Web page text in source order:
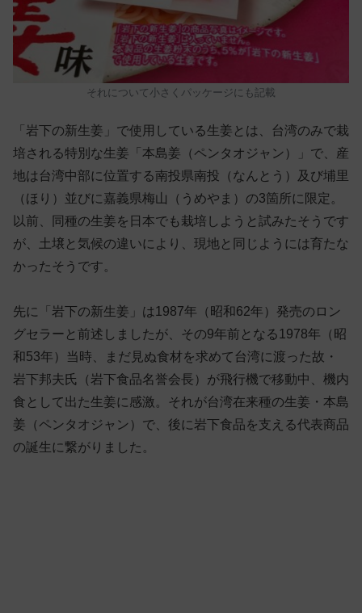
それについて小さくパッケージにも記載
「岩下の新生姜」で使用している生姜とは、台湾のみで栽
培される特別な生姜「本島姜（ペンタオジャン）」で、産
地は台湾中部に位置する南投県南投（なんとう）及び埔里
（ほり）並びに嘉義県梅山（うめやま）の3箇所に限定。
以前、同種の生姜を日本でも栽培しようと試みたそうです
が、土壌と気候の違いにより、現地と同じようには育たな
かったそうです。
先に「岩下の新生姜」は1987年（昭和62年）発売のロン
グセラーと前述しましたが、その9年前となる1978年（昭
和53年）当時、まだ見ぬ食材を求めて台湾に渡った故・
岩下邦夫氏（岩下食品名誉会長）が飛行機で移動中、機内
食として出た生姜に感激。それが台湾在来種の生姜・本島
姜（ペンタオジャン）で、後に岩下食品を支える代表商品
の誕生に繋がりました。